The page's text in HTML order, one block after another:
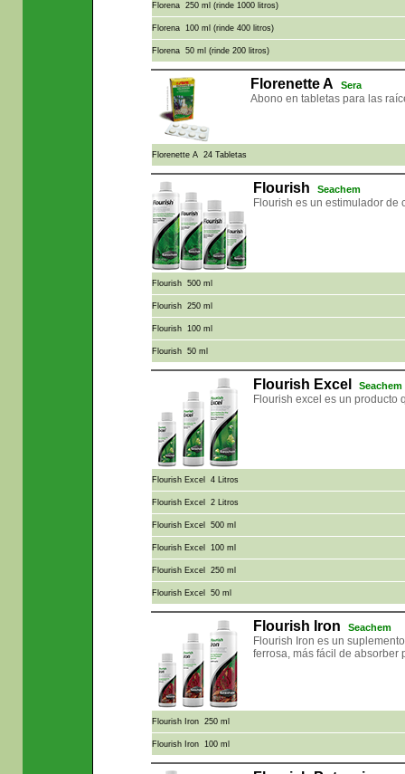
Florena 250 ml (rinde 1000 litros)
Florena 100 ml (rinde 400 litros)
Florena 50 ml (rinde 200 litros)
Florenette A Sera
Abono en tabletas para las
Florenette A 24 Tabletas
Flourish Seachem
Flourish es un estimulador de
Flourish 500 ml
Flourish 250 ml
Flourish 100 ml
Flourish 50 ml
Flourish Excel Seachem
Flourish excel es un producto
Flourish Excel 4 Litros
Flourish Excel 2 Litros
Flourish Excel 500 ml
Flourish Excel 100 ml
Flourish Excel 250 ml
Flourish Excel 50 ml
Flourish Iron Seachem
Flourish Iron es un
ferrosa, más fácil de absorber
Flourish Iron 250 ml
Flourish Iron 100 ml